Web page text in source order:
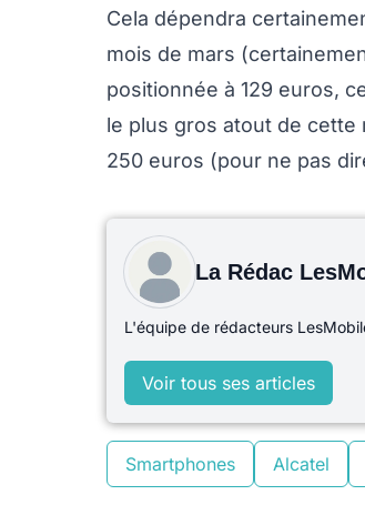
Cela dépendra
mois de mars
positionnée à 129 euros,
le plus gros atout de
250 euros (pour ne pas
La Rédac
L'équipe de rédacteurs
Voir tous ses articles
Smartphones Alcatel